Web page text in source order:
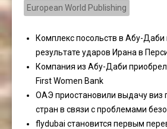
European World Publishing
Комплекс посольств в Абу-
результате ударов Ирана в
Компания из Абу-Даби
First Women Bank
ОАЭ приостановили выдачу виз
стран в связи с проблемами
flydubai становится первым